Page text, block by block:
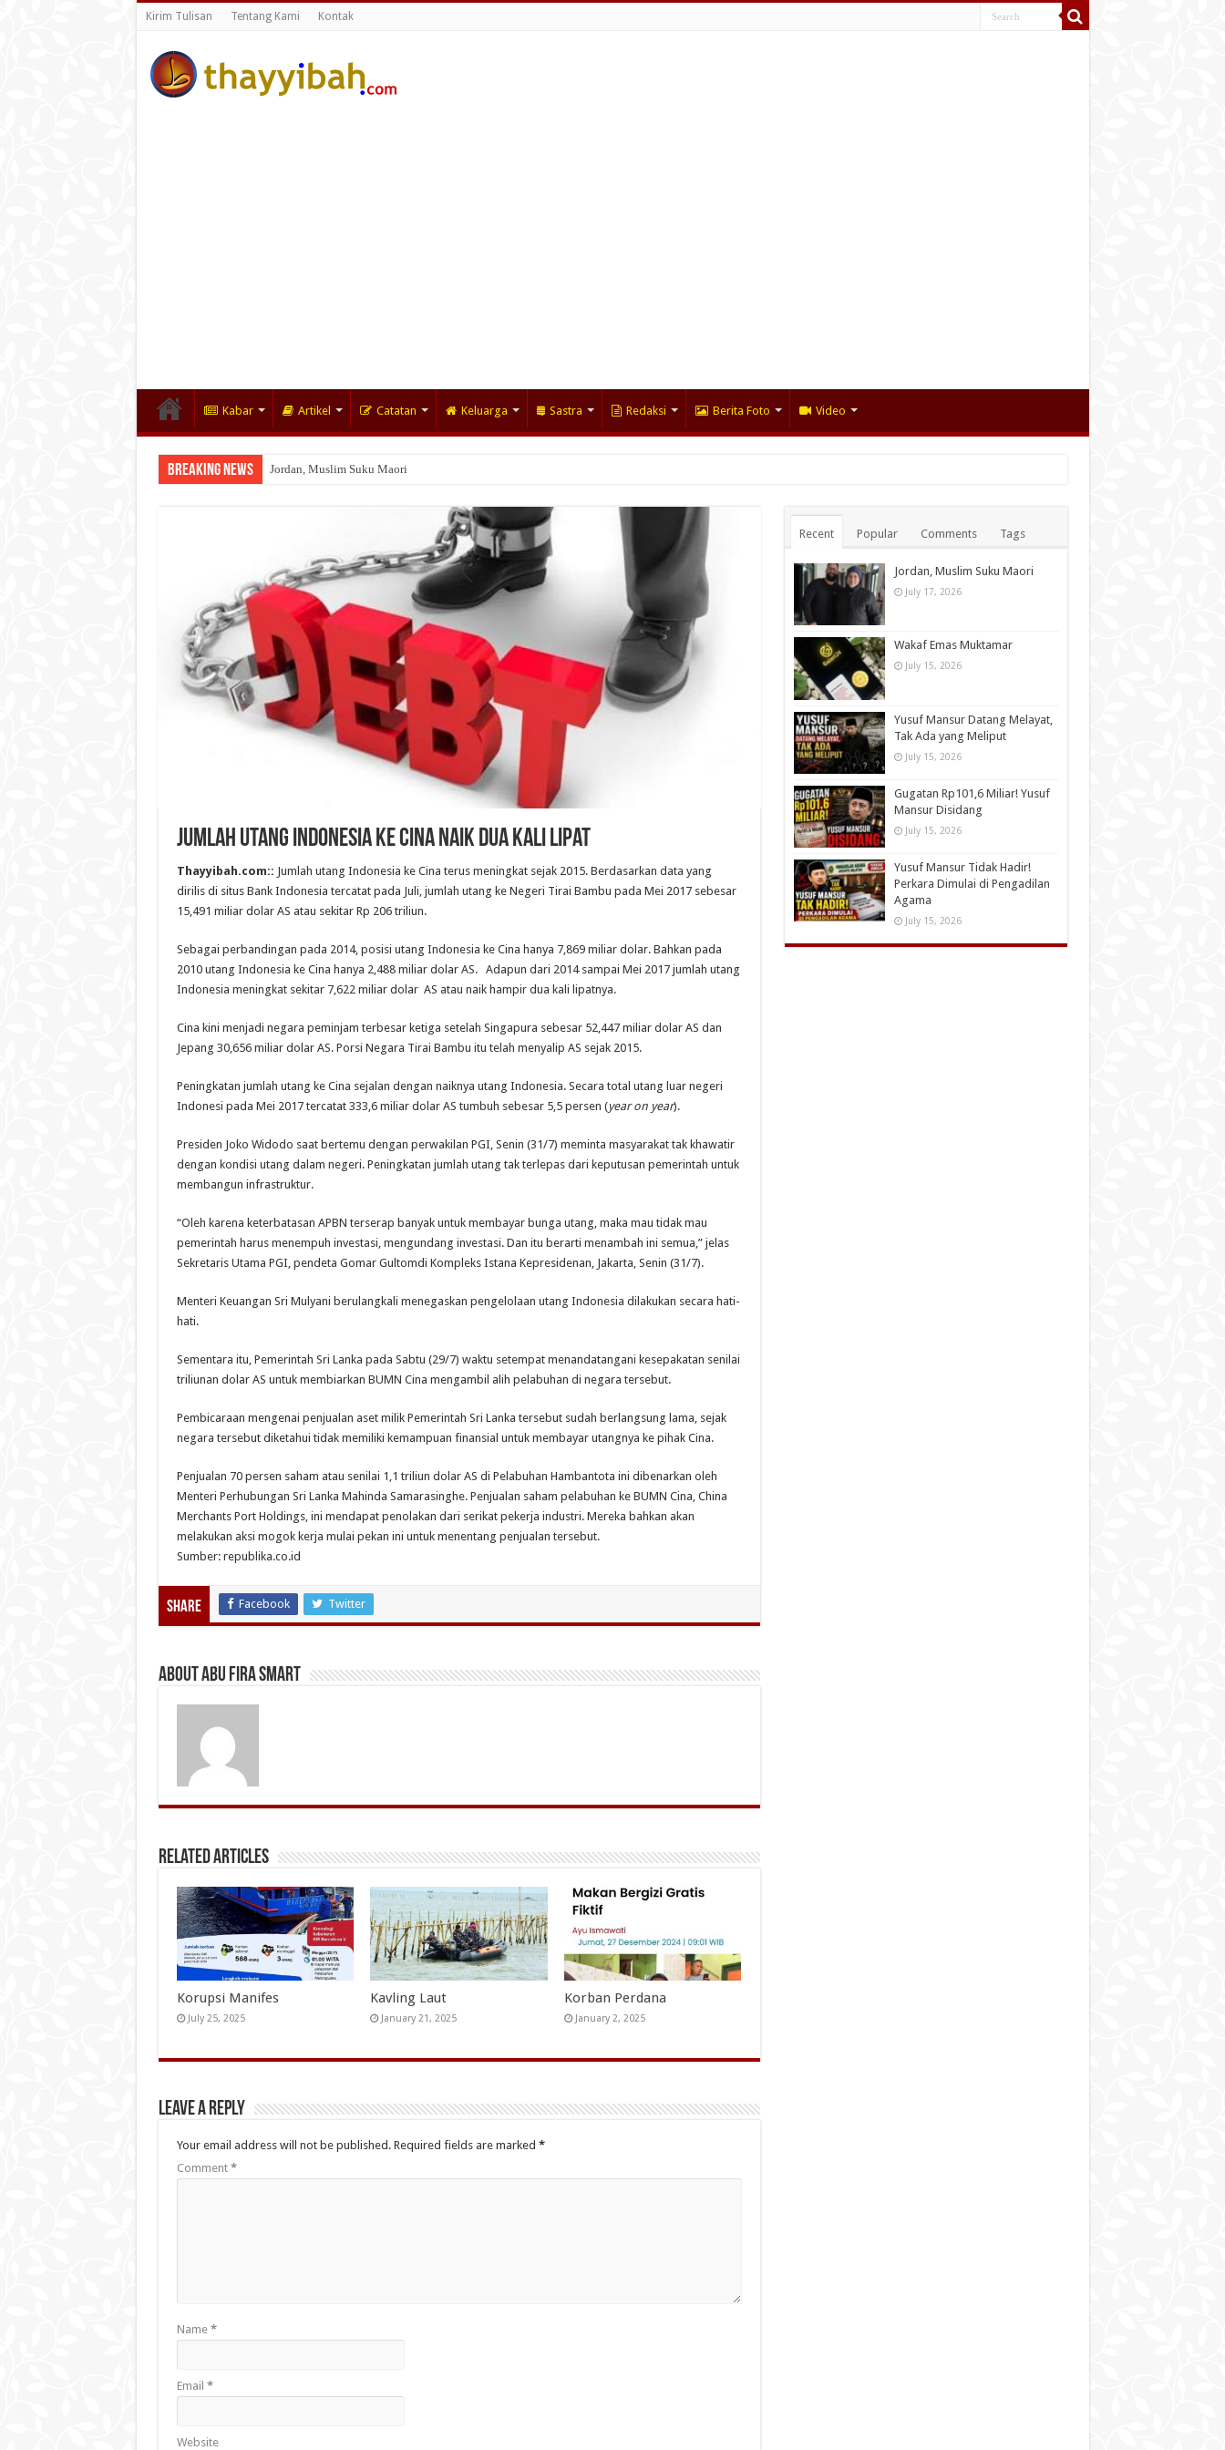
Kirim Tulisan Tentang Kami Kontak
Kabar Artikel Catatan Keluarga Sastra Redaksi Berita Foto Video
Breaking News Jordan, Muslim Suku Maori
Wakaf Emas Muktamar
Jumlah Utang Indonesia ke Cina Naik Dua Kali Lipat
Thayyibah.com:: Jumlah utang Indonesia ke Cina terus meningkat sejak 2015. Berdasarkan data yang
dirilis di situs Bank Indonesia tercatat pada Juli, jumlah utang ke Negeri Tirai Bambu pada Mei 2017 sebesar
15,491 miliar dolar AS atau sekitar Rp 206 triliun.
Sebagai perbandingan pada 2014, posisi utang Indonesia ke Cina hanya 7,869 miliar dolar. Bahkan pada
2010 utang Indonesia ke Cina hanya 2,488 miliar dolar AS. Adapun dari 2014 sampai Mei 2017 jumlah utang
Indonesia meningkat sekitar 7,622 miliar dolar AS atau naik hampir dua kali lipatnya.
Cina kini menjadi negara peminjam terbesar ketiga setelah Singapura sebesar 52,447 miliar dolar AS dan
Jepang 30,656 miliar dolar AS. Porsi Negara Tirai Bambu itu telah menyalip AS sejak 2015.
Peningkatan jumlah utang ke Cina sejalan dengan naiknya utang Indonesia. Secara total utang luar negeri
Indonesi pada Mei 2017 tercatat 333,6 miliar dolar AS tumbuh sebesar 5,5 persen (year on year).
Presiden Joko Widodo saat bertemu dengan perwakilan PGI, Senin (31/7) meminta masyarakat tak khawatir
dengan kondisi utang dalam negeri. Peningkatan jumlah utang tak terlepas dari keputusan pemerintah untuk
membangun infrastruktur.
“Oleh karena keterbatasan APBN terserap banyak untuk membayar bunga utang, maka mau tidak mau
pemerintah harus menempuh investasi, mengundang investasi. Dan itu berarti menambah ini semua,” jelas
Sekretaris Utama PGI, pendeta Gomar Gultomdi Kompleks Istana Kepresidenan, Jakarta, Senin (31/7).
Menteri Keuangan Sri Mulyani berulangkali menegaskan pengelolaan utang Indonesia dilakukan secara hati-
hati.
Sementara itu, Pemerintah Sri Lanka pada Sabtu (29/7) waktu setempat menandatangani kesepakatan senilai
triliunan dolar AS untuk membiarkan BUMN Cina mengambil alih pelabuhan di negara tersebut.
Pembicaraan mengenai penjualan aset milik Pemerintah Sri Lanka tersebut sudah berlangsung lama, sejak
negara tersebut diketahui tidak memiliki kemampuan finansial untuk membayar utangnya ke pihak Cina.
Penjualan 70 persen saham atau senilai 1,1 triliun dolar AS di Pelabuhan Hambantota ini dibenarkan oleh
Menteri Perhubungan Sri Lanka Mahinda Samarasinghe. Penjualan saham pelabuhan ke BUMN Cina, China
Merchants Port Holdings, ini mendapat penolakan dari serikat pekerja industri. Mereka bahkan akan
melakukan aksi mogok kerja mulai pekan ini untuk menentang penjualan tersebut.
Sumber: republika.co.id
Share Facebook Twitter
About Abu Fira Smart
Related Articles
Korupsi Manifes
July 25, 2025
Kavling Laut
January 21, 2025
Korban Perdana
January 2, 2025
Leave a Reply
Your email address will not be published. Required fields are marked *
Comment *
Name *
Email *
Website
Recent Popular Comments Tags
Jordan, Muslim Suku Maori
July 17, 2026
Wakaf Emas Muktamar
July 15, 2026
Yusuf Mansur Datang Melayat,
Tak Ada yang Meliput
July 15, 2026
Gugatan Rp101,6 Miliar! Yusuf
Mansur Disidang
July 15, 2026
Yusuf Mansur Tidak Hadir!
Perkara Dimulai di Pengadilan
Agama
July 15, 2026